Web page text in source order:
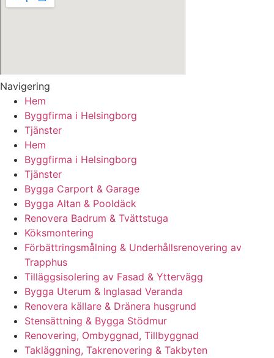
Navigering
Hem
Byggfirma i Helsingborg
Tjänster
Hem
Byggfirma i Helsingborg
Tjänster
Bygga Carport & Garage
Bygga Altan & Pooldäck
Renovera Badrum & Tvättstuga
Köksmontering
Förbättringsmålning & Underhållsrenovering av
Trapphus
Tilläggsisolering av Fasad & Yttervägg
Bygga Uterum & Inglasad Veranda
Renovera källare & Dränera husgrund
Stensättning & Bygga Stödmur
Renovering, Ombyggnad, Tillbyggnad
Takläggning, Takrenovering & Takbyten